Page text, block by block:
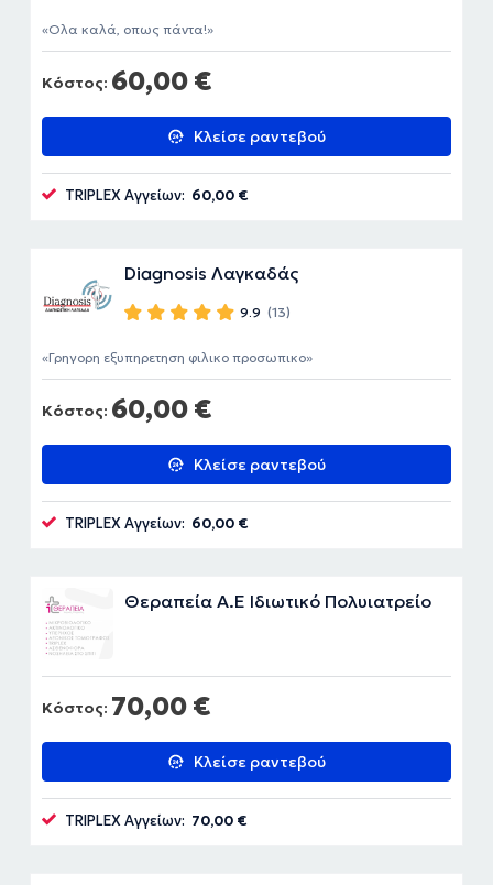
Κόστος: 60,00 €
Κλείσε ραντεβού
Ολα καλά, οπως πάντα!
TRIPLEX Αγγείων: 60,00 €
Diagnosis Λαγκαδάς
9.9 (13)
Κόστος: 60,00 €
Κλείσε ραντεβού
Γρηγορη εξυπηρετηση φιλικο προσωπικο
TRIPLEX Αγγείων: 60,00 €
Θεραπεία Α.Ε Ιδιωτικό Πολυιατρείο
Κόστος: 70,00 €
Κλείσε ραντεβού
TRIPLEX Αγγείων: 70,00 €